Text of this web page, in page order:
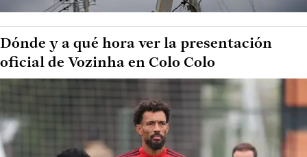
Dónde y a qué hora ver la presentación
oficial de Vozinha en Colo Colo